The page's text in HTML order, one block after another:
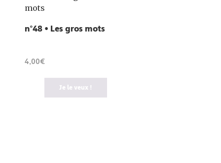
n°48 • Les gros mots
4,00€
Je le veux !